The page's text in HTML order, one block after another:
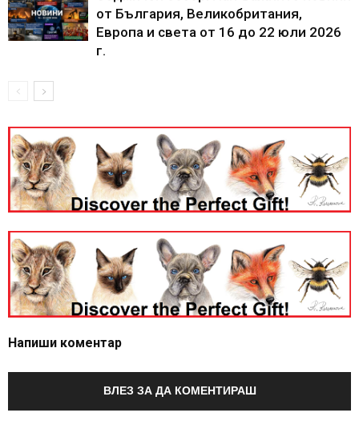
от България, Великобритания,
Европа и света от 16 до 22 юли 2026
г.
Напиши коментар
ВЛЕЗ ЗА ДА КОМЕНТИРАШ